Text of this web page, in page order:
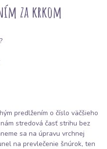
za krkom
predlžením o číslo väčšieho
stredová časť strihu bez
sa na úpravu vrchnej
na prevlečenie šnúrok, ten